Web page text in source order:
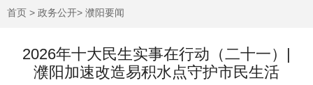
首页 > 政务公开> 濮阳要闻
2026年十大民生实事在行动（二十一）|
濮阳加速改造易积水点守护市民生活